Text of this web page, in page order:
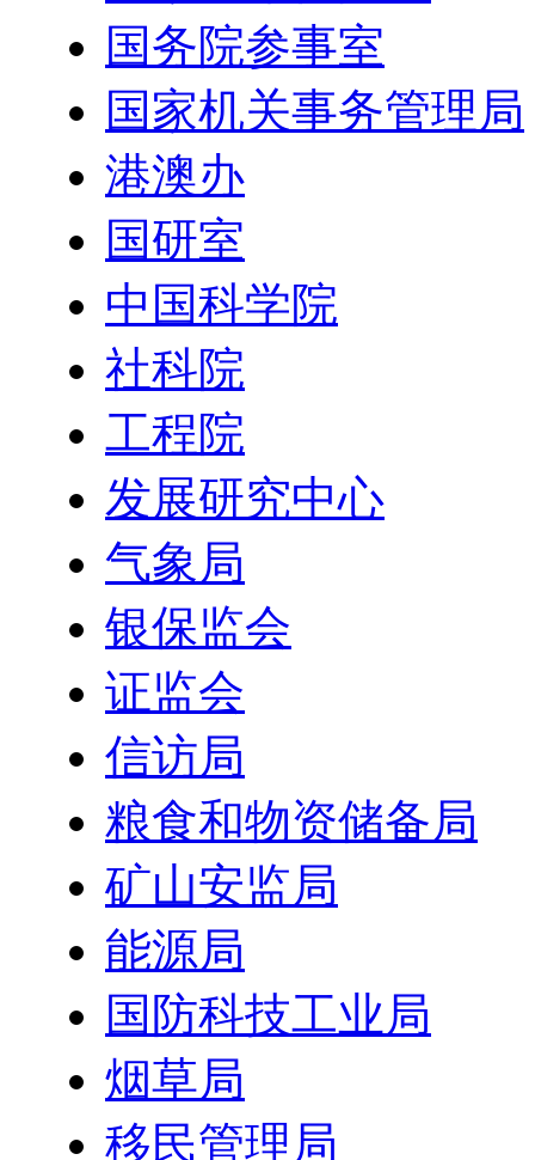
国务院参事室
国家机关事务管理局
港澳办
国研室
中国科学院
社科院
工程院
发展研究中心
气象局
银保监会
证监会
信访局
粮食和物资储备局
矿山安监局
能源局
国防科技工业局
烟草局
移民管理局